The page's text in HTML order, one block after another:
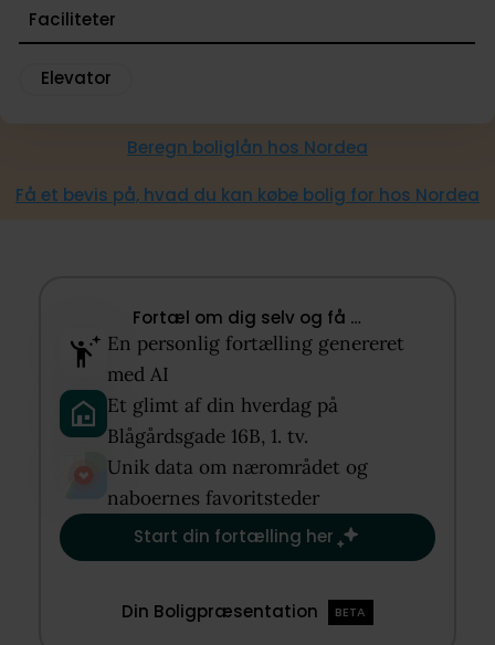
ønsker at bo tæt på det meste! Kun få min. fra
spisesteder, indbydende specialbutikker, Empire
ikke mindst Nørrebrogades pulserende
Blåggårdsgade, Stefansgade og Jægersborggade.
Nørrebro har noget for en hver smag, og er i 2021
udnævnt til ”the world’s coolest neighbourhood”
legendariske globale magasin Time Out.
Faciliteter
Elevator
Beregn boliglån hos Nordea
Få et bevis på, hvad du kan købe bolig for hos Nordea
Fortæl om dig selv og få …​
En personlig fortælling genereret
med AI​
Et glimt af din hverdag på
Blågårdsgade 16B, 1. tv.​
Unik data om nærområdet og
naboernes favoritsteder​
Start din fortælling her
Din Boligpræsentation BETA